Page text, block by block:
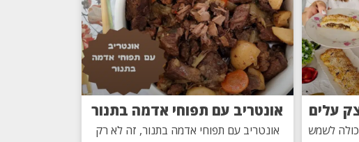
עלים
לשמש
אונטריב עם תפוחי אדמה בתנור
אונטריב עם תפוחי אדמה בתנור, זה לא רק